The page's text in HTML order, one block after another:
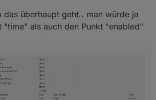
das überhaupt geht.. man würde ja
"time" als auch den Punkt "enabled"